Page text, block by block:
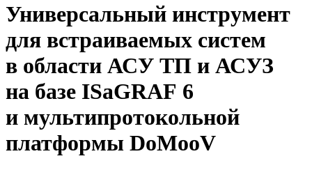
Универсальный инструмент
для встраиваемых систем
в области АСУ ТП и АСУЗ
на базе ISaGRAF 6
и мультипротокольной
платформы DoMooV